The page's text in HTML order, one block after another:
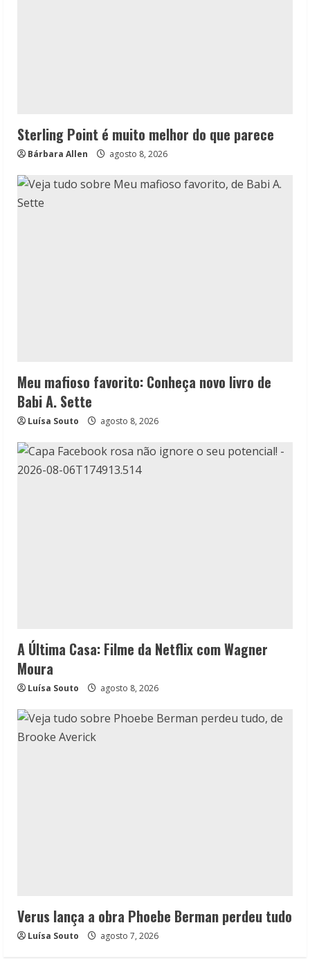
Sterling Point é muito melhor do que parece
Bárbara Allen agosto 8, 2026
Meu mafioso favorito: Conheça novo livro de
Babi A. Sette
Luísa Souto agosto 8, 2026
A Última Casa: Filme da Netflix com Wagner
Moura
Luísa Souto agosto 8, 2026
Verus lança a obra Phoebe Berman perdeu tudo
Luísa Souto agosto 7, 2026